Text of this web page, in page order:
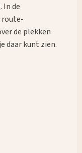
. In de
route-
de plekken
daar kunt zien.